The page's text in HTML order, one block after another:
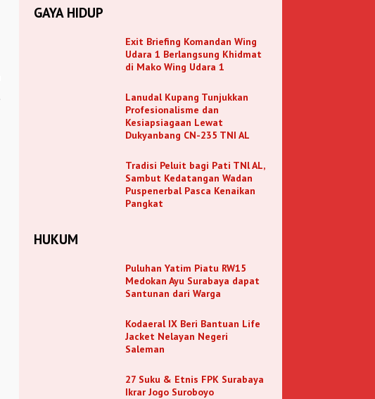
GAYA HIDUP
Exit Briefing Komandan Wing
Udara 1 Berlangsung Khidmat
di Mako Wing Udara 1
Lanudal Kupang Tunjukkan
Profesionalisme dan
Kesiapsiagaan Lewat
Dukyanbang CN-235 TNI AL
Tradisi Peluit bagi Pati TNl AL,
Sambut Kedatangan Wadan
Puspenerbal Pasca Kenaikan
Pangkat
HUKUM
Puluhan Yatim Piatu RW15
Medokan Ayu Surabaya dapat
Santunan dari Warga
Kodaeral IX Beri Bantuan Life
Jacket Nelayan Negeri
Saleman
27 Suku & Etnis FPK Surabaya
Ikrar Jogo Suroboyo